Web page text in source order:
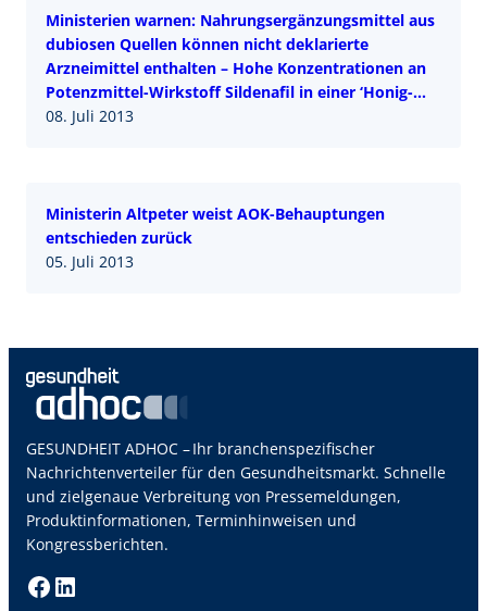
Ministerien warnen: Nahrungsergänzungsmittel aus
dubiosen Quellen können nicht deklarierte
Arzneimittel enthalten – Hohe Konzentrationen an
Potenzmittel-Wirkstoff Sildenafil in einer ‘Honig-
Gewürzmischung’ nachgewiesen
08. Juli 2013
Ministerin Altpeter weist AOK-Behauptungen
entschieden zurück
05. Juli 2013
GESUNDHEIT ADHOC – Ihr branchenspezifischer
Nachrichtenverteiler für den Gesundheitsmarkt. Schnelle
und zielgenaue Verbreitung von Pressemeldungen,
Produktinformationen, Terminhinweisen und
Kongressberichten.
Facebook LinkedIn